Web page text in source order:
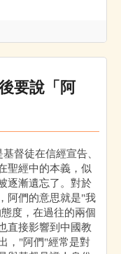
要說「阿
督徒在信經宣告、
聖經中的本義，似
逐漸遺忘了。對於
阿們的意思就是"我
度，在過往的兩個
直接影響到中國教
"阿們"經常是對